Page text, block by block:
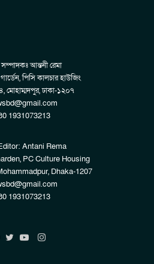
সম্পাদকঃ আন্তনী রেমা
পিসি কালচার হাউজিং
মোহাম্মদপুর, ঢাকা-১২০৭
1931073213
Antani Rema
PC Culture Housing
Dhaka-1207
1931073213
Instagram